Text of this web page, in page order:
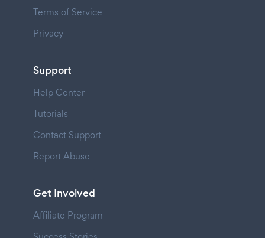
Terms of Service
Privacy
Support
Help Center
Tutorials
Contact Support
Report Abuse
Get Involved
Affiliate Program